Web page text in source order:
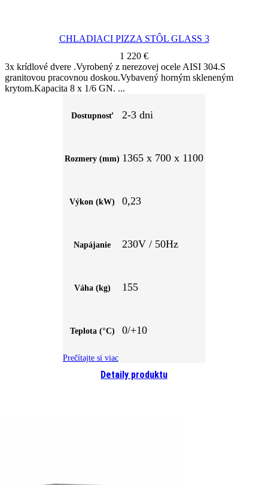
CHLADIACI PIZZA STÔL GLASS 3
1 220 €
Detaily produktu
3x krídlové dvere .Vyrobený z nerezovej ocele AISI 304.S
granitovou pracovnou doskou.Vybavený horným skleneným
krytom.Kapacita 8 x 1/6 GN.
Dostupnosť 2-3 dni
Rozmery (mm) 1365 x 700 x 1100
Výkon (kW) 0,23
Napájanie 230V / 50Hz
Váha (kg) 155
Teplota (°C) 0/+10
Prečítajte si viac